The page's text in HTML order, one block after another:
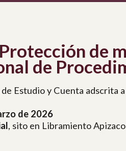
de
de
Estudio y Cuenta adscrita
de 2026
, sito en Libramiento